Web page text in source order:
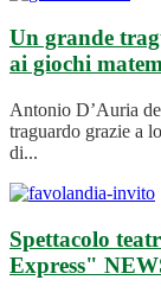
Un grande
ai giochi
Antonio D’Auria
traguardo grazie a
di...
Spettacolo
Express"